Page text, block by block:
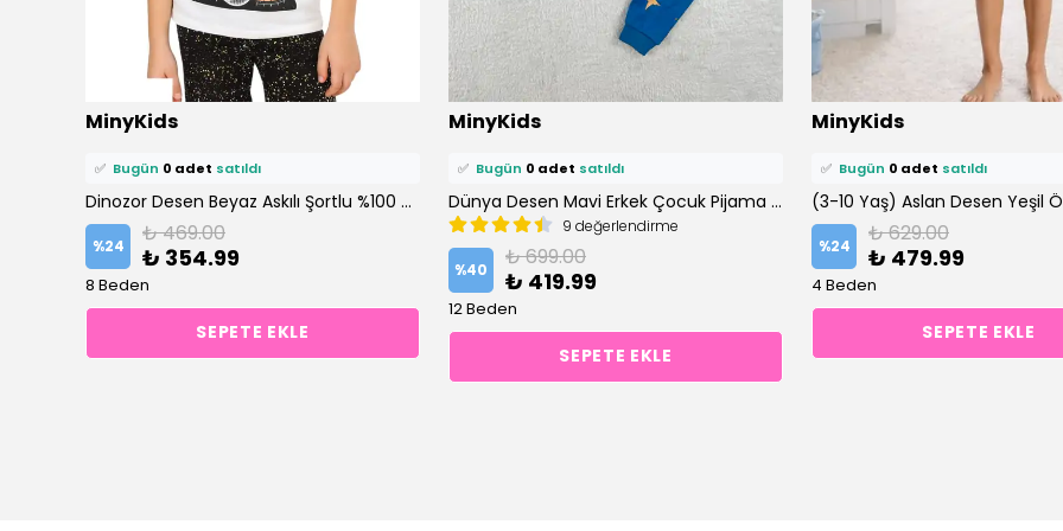
MinyKids
0 kişifavoriledi!
0 kişi
✅ Bugün 0 adet satıldı
Dinozor Desen Beyaz Askılı Şortlu %100 Pamuklu Erkek Çocuk Pijama Takım
%24 ₺ 469.00
₺ 354.99
8 Beden
SEPETE EKLE
MinyKids
⭐️ Bu ürünü0 kişifavoriledi!
0 kişi
✅ Bugün 0 adet satıldı
Dünya Desen Mavi Erkek Çocuk Pijama Takım
9 değerlendirme
%40 ₺ 699.00
₺ 419.99
12 Beden
SEPETE EKLE
MinyKids
⭐️ Bu ürünü0 kişifavoriledi!
0 kişi
✅ Bugün 0 adet satıldı
%24 ₺ 629.00
₺ 479.99
4 Beden
SEPETE EKLE